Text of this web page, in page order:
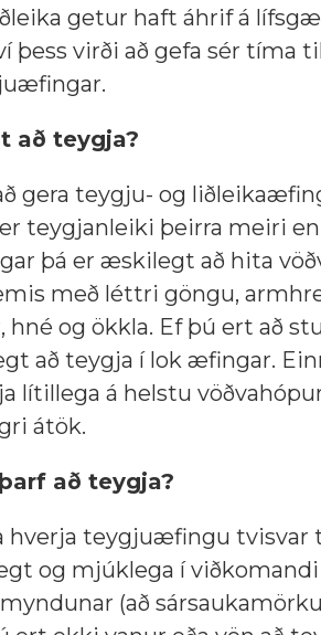
getur haft áhrif á
þess virði að gefa sér tíma
að teygja?
gera teygju- og
teygjanleiki þeirra meiri
þá er æskilegt að hita
með léttri göngu,
og ökkla. Ef þú ert að
að teygja í lok æfingar.
lítillega á helstu
átök.
að teygja?
hverja teygjuæfingu
og mjúklega í viðkomandi
(að